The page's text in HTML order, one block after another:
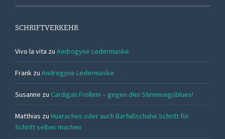
SCHRIFTVERKEHR
Vivo la vita zu Androgyne Ledermaske
Frank zu Androgyne Ledermaske
Susanne zu Cardigan Frollein – gegen den Stimmungsblues!
Matthias zu Huaraches oder auch Barfußschuhe Schritt für
Schritt selber machen